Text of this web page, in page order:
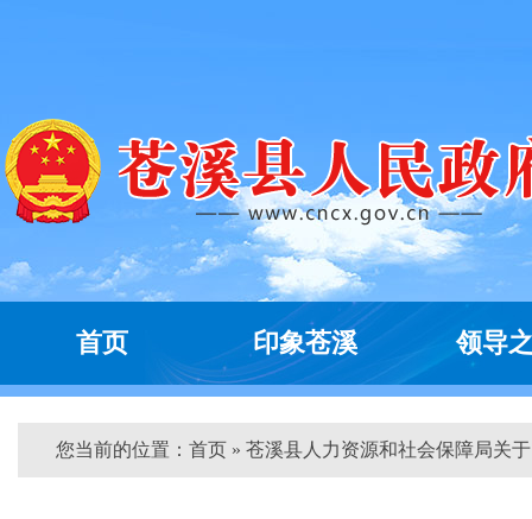
首页 印象苍溪 领导
您当前的位置： 首页 » 苍溪县人力资源和社会保障局关